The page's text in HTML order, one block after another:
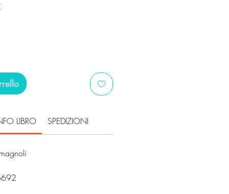
Prezzo
LIBRO SPEDIZIONI